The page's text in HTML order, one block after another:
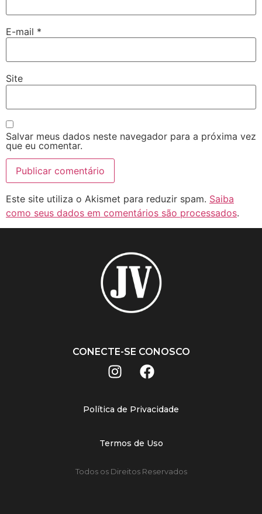
E-mail *
Site
Salvar meus dados neste navegador para a próxima vez
que eu comentar.
Este site utiliza o Akismet para reduzir spam. Saiba
como seus dados em comentários são processados.
CONECTE-SE CONOSCO
Política de Privacidade
Termos de Uso
Todos os Direitos Reservados